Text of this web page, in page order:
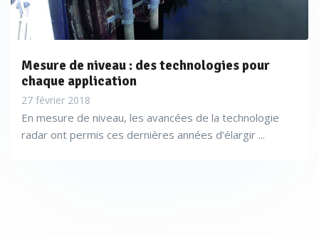
Mesure de niveau : des technologies pour
chaque application
27 février 2018
En mesure de niveau, les avancées de la technologie
radar ont permis ces dernières années d’élargir ...